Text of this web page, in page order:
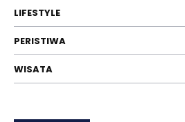
LIFESTYLE
PERISTIWA
WISATA